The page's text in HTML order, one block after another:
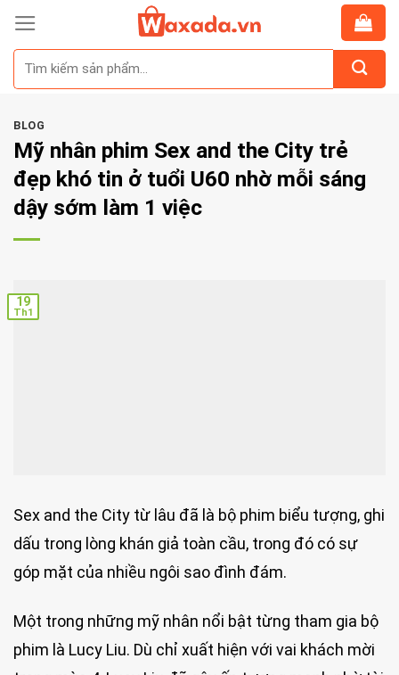
Skip
content
BLOG
Mỹ nhân phim Sex and the City trẻ
đẹp khó tin ở tuổi U60 nhờ mỗi sáng
dậy sớm làm 1 việc
19
Th1
Sex and the City từ lâu đã là bộ phim biểu tượng, ghi
dấu trong lòng khán giả toàn cầu, trong đó có sự
góp mặt của nhiều ngôi sao đình đám.
Một trong những mỹ nhân nổi bật từng tham gia bộ
phim là Lucy Liu. Dù chỉ xuất hiện với vai khách mời